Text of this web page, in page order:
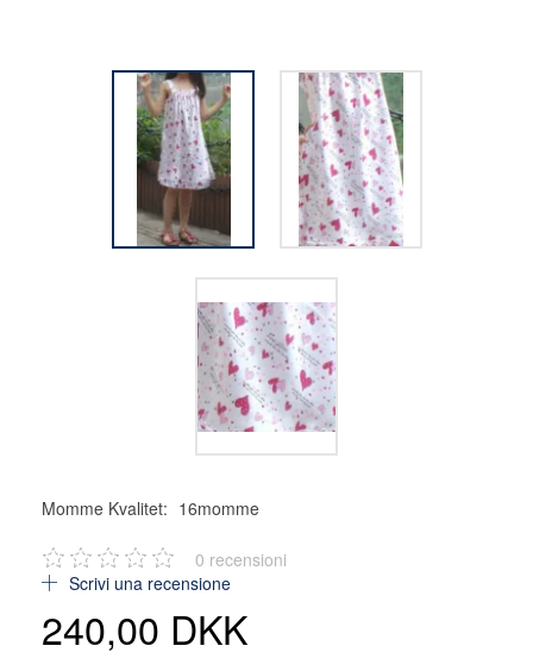
Momme Kvalitet: 16momme
0 recensioni
Scrivi una recensione
240,00 DKK